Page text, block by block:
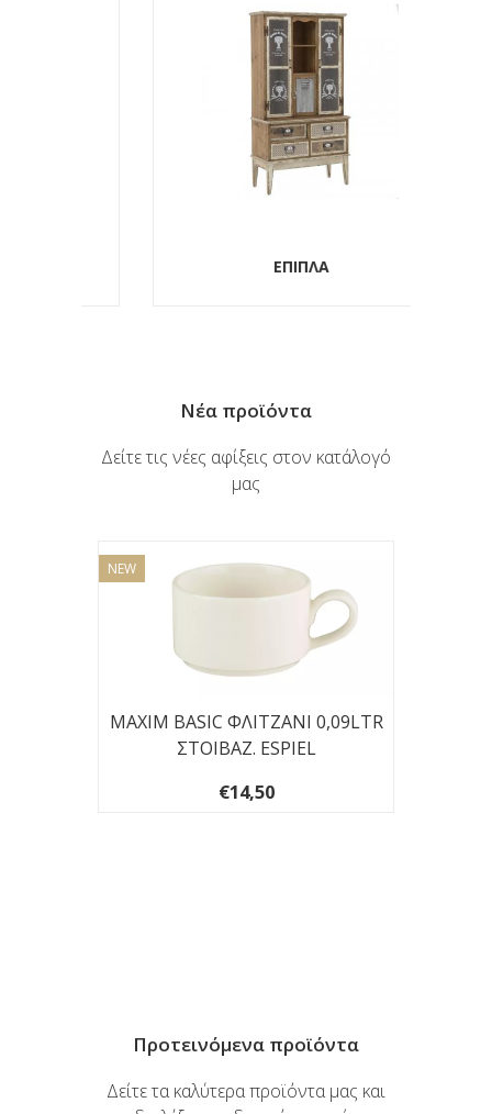
Νέα προϊόντα
Δείτε τις νέες αφίξεις στον κατάλογό
μας
NEW
MAXIM BASIC ΦΛΙΤΖΑΝΙ 0,09LTR
ΣΤΟΙΒΑΖ. ESPIEL
€14,50
Προτεινόμενα προϊόντα
Δείτε τα καλύτερα προϊόντα μας και